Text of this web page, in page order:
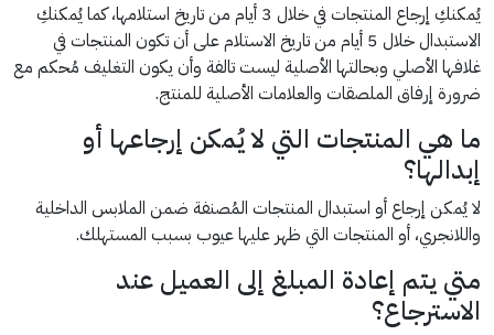
يُمكنكِ إرجاع المنتجات في خلال 3 أيام من تاريخ استلامها، كما يُمكنكِ
الاستبدال خلال 5 أيام من تاريخ الاستلام على أن تكون المنتجات في
غلافها الأصلي وبحالتها الأصلية ليست تالفة وأن يكون التغليف مُحكم مع
ضرورة إرفاق الملصقات والعلامات الأصلية للمنتج.
ما هي المنتجات التي لا يُمكن إرجاعها أو
إبدالها؟
لا يُمكن إرجاع أو استبدال المنتجات المُصنفة ضمن الملابس الداخلية
واللانجري، أو المنتجات التي ظهر عليها عيوب بسبب المستهلك.
متي يتم إعادة المبلغ إلى العميل عند
الاسترجاع؟